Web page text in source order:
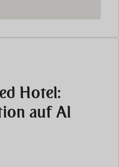
Hotel:
auf Al